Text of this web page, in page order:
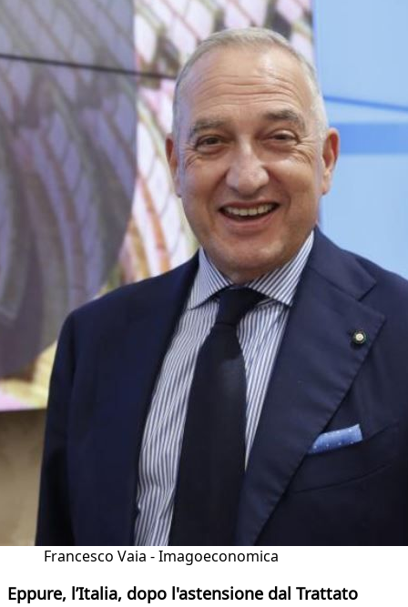
Francesco Vaia - Imagoeconomica
Eppure, l’Italia, dopo l'astensione dal Trattato